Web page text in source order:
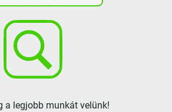
a legjobb munkát velünk!